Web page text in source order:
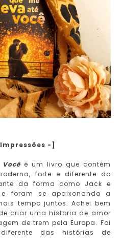
-]
é um livro que contém
forte e diferente do
da forma como Jack e
e foram se apaixonando a
tempo juntos. Achei bem
criar uma historia de amor
de trem pela Europa. Foi
das histórias de